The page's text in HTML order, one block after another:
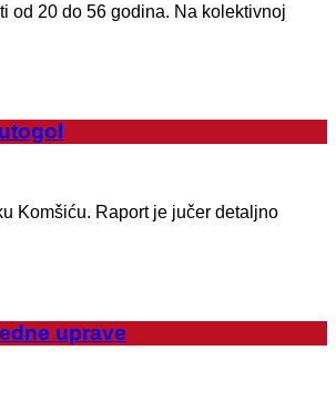
od 20 do 56 godina. Na kolektivnoj
Komšiću. Raport je jučer detaljno
uprave